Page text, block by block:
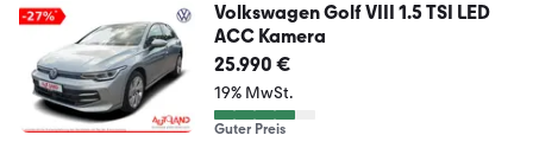
Volkswagen Golf VIII 1.5 TSI LED
ACC Kamera
25.990 €
19% MwSt.
Guter Preis